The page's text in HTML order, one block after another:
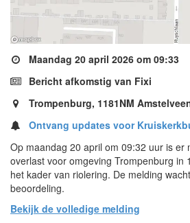
Maandag 20 april 2026 om 09:33
Bericht afkomstig van Fixi
Trompenburg, 1181NM
Ontvang updates voor
Op maandag 20 april om 09:32 uur is er
overlast voor omgeving Trompenburg in
het kader van riolering. De melding
beoordeling.
Bekijk de volledige melding